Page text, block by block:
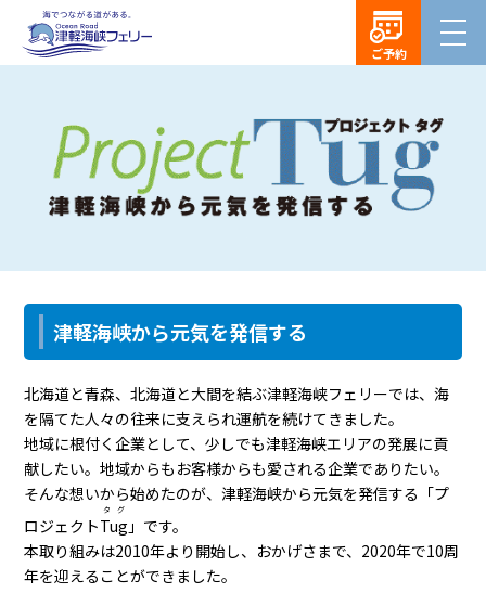
ご予約
津軽海峡から元気を発信する
北海道と青森、北海道と大間を結ぶ津軽海峡フェリーでは、海
を隔てた人々の往来に支えられ運航を続けてきました。
地域に根付く企業として、少しでも津軽海峡エリアの発展に貢
献したい。地域からもお客様からも愛される企業でありたい。
そんな想いから始めたのが、津軽海峡から元気を発信する「プ
ロジェクトTug
タグ
」です。
本取り組みは2010年より開始し、おかげさまで、2020年で10周
年を迎えることができました。